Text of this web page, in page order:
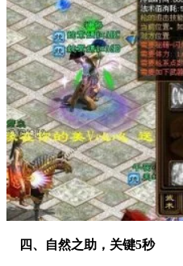
四、自然之助，关键5秒